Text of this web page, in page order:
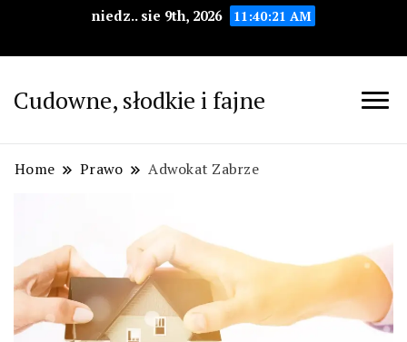
niedz.. sie 9th, 2026 11:40:22 AM
Cudowne, słodkie i fajne
Home Prawo Adwokat Zabrze